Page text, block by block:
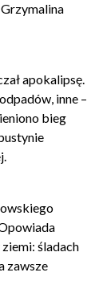
Centrum
am
danych
apokalipsę.
inne –
bieg
śladach
zawsze